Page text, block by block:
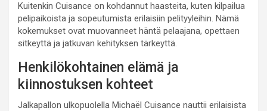
Kuitenkin Cuisance on kohdannut haasteita, kuten kilpailua
pelipaikoista ja sopeutumista erilaisiin pelityyleihin. Nämä
kokemukset ovat muovanneet häntä pelaajana, opettaen
sitkeyttä ja jatkuvan kehityksen tärkeyttä.
Henkilökohtainen elämä ja
kiinnostuksen kohteet
Jalkapallon ulkopuolella Michaël Cuisance nauttii erilaisista